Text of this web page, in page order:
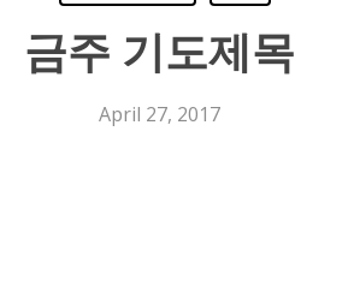
금주 기도제목
April 27, 2017